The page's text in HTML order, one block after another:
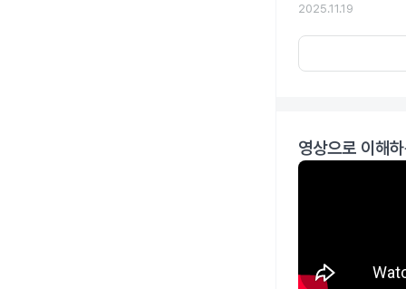
2025.11.19
영상으로 이해